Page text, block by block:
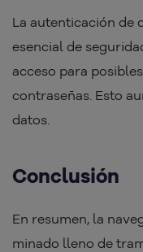
La autenticación de
esencial de
acceso para
contraseñas. Esto
datos.
Conclusión
En resumen, la
minado lleno de